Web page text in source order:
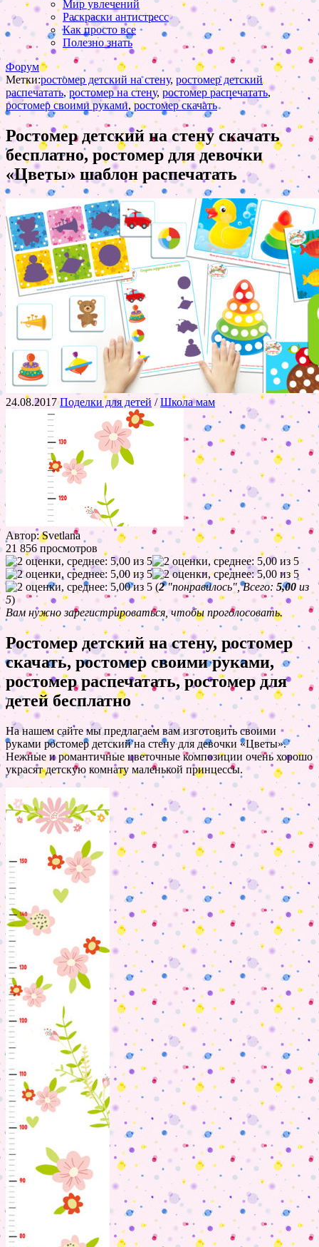
Мир увлечений
Раскраски антистресс
Как просто все
Полезно знать
Форум
Метки:ростомер детский на стену, ростомер детский
распечатать,ростомер на стену, ростомер распечатать,
ростомер своими руками,ростомер скачать
Ростомер детский на стену скачать
бесплатно, ростомер для девочки
«Цветы» шаблон распечатать
24.08.2017Поделки для детей /Школа мам
Автор: Svetlana
21 856 просмотров
(2"понравилось", Всего: 5,00 из
5)
Вам нужно зарегистрироваться, чтобы проголосовать.
Ростомер детский на стену, ростомер
скачать, ростомер своими руками,
ростомер распечатать, ростомер для
детей бесплатно
На нашем сайте мы предлагаем вам изготовить своими
руками ростомер детский на стену для девочки «Цветы».
Нежные и романтичные цветочные композиции очень хорошо
украсят детскую комнату маленькой принцессы.